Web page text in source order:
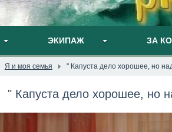
ЭКИПАЖ ЗА
Я и моя семья " Капуста дело хорошее, но
" Капуста дело хорошее, но